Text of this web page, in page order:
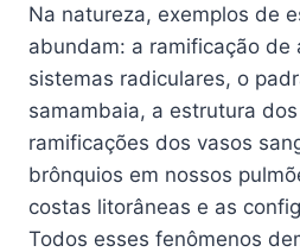
Na natureza, exemplos de
abundam: a ramificação de
sistemas radiculares, o
samambaia, a estrutura
ramificações dos vasos
brônquios em nossos
costas litorâneas e as
Todos esses fenômenos